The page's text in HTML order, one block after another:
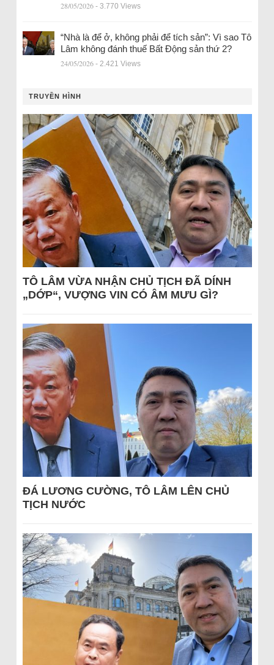
28/05/2026 - 3.770 Views
“Nhà là để ở, không phải để tích sản”: Vì sao Tô
Lâm không đánh thuế Bất Động sản thứ 2?
24/05/2026 - 2.421 Views
TRUYỀN HÌNH
TÔ LÂM VỪA NHẬN CHỦ TỊCH ĐÃ DÍNH
„DỚP“, VƯỢNG VIN CÓ ÂM MƯU GÌ?
ĐÁ LƯƠNG CƯỜNG, TÔ LÂM LÊN CHỦ
TỊCH NƯỚC